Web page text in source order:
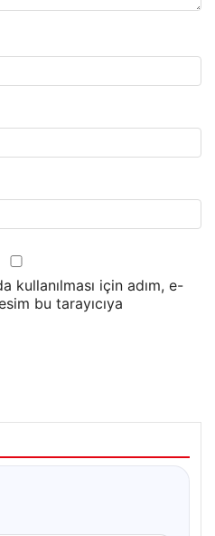
kullanılması için adım, e-
bu tarayıcıya